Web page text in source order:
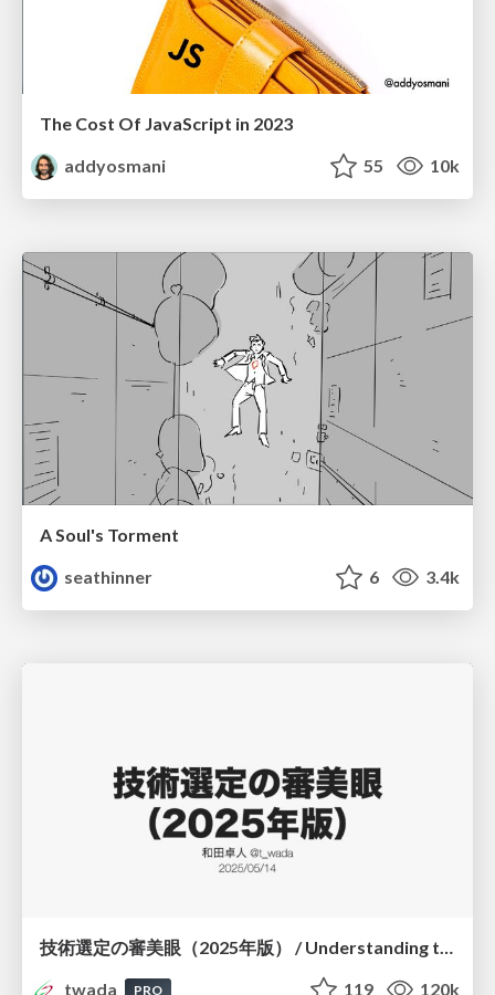
The Cost Of JavaScript in 2023
addyosmani
55 10k
A Soul's Torment
seathinner
6 3.4k
技術選定の審美眼（2025年版） / Understanding the Spiral of Technologies 2025 edition
twada
PRO 119 120k